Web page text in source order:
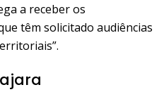
a receber os
têm solicitado audiências